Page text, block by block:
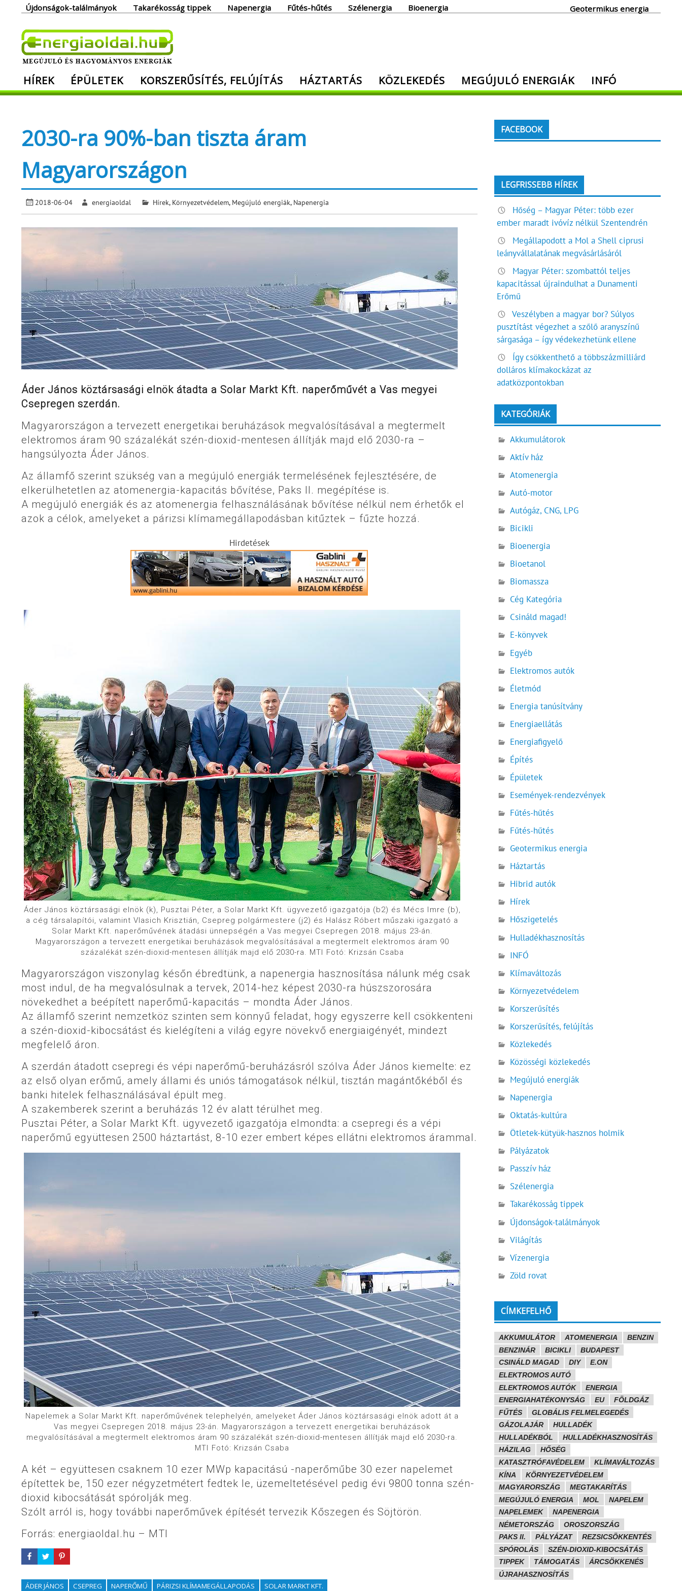
Újdonságok-találmányok Takarékosság tippek Napenergia Fűtés-hűtés Szélenergia Bioenergia Geotermikus energia
Megújuló és hagyományos energiák. Minden, ami energia!
HÍREK ÉPÜLETEK KORSZERŰSÍTÉS, FELÚJÍTÁS HÁZTARTÁS KÖZLEKEDÉS MEGÚJULÓ ENERGIÁK INFÓ
2030-ra 90%-ban tiszta áram
Magyarországon
2018-06-04 energiaoldal Hírek, Környezetvédelem, Megújuló energiák, Napenergia
Áder János köztársasági elnök átadta a Solar Markt Kft. naperőművét a Vas megyei
Csepregen szerdán.
Magyarországon a tervezett energetikai beruházások megvalósításával a megtermelt
elektromos áram 90 százalékát szén-dioxid-mentesen állítják majd elő 2030-ra –
hangsúlyozta Áder János.
Az államfő szerint szükség van a megújuló energiák termelésének fejlesztésére, de
elkerülhetetlen az atomenergia-kapacitás bővítése, Paks II. megépítése is.
A megújuló energiák és az atomenergia felhasználásának bővítése nélkül nem érhetők el
azok a célok, amelyeket a párizsi klímamegállapodásban kitűztek – fűzte hozzá.
Hirdetések
Áder János köztársasági elnök (k), Pusztai Péter, a Solar Markt Kft. ügyvezető igazgatója (b2) és Mécs Imre (b),
a cég társalapítói, valamint Vlasich Krisztián, Csepreg polgármestere (j2) és Halász Róbert műszaki igazgató a
Solar Markt Kft. naperőművének átadási ünnepségén a Vas megyei Csepregen 2018. május 23-án.
Magyarországon a tervezett energetikai beruházások megvalósításával a megtermelt elektromos áram 90
százalékát szén-dioxid-mentesen állítják majd elő 2030-ra. MTI Fotó: Krizsán Csaba
Magyarországon viszonylag későn ébredtünk, a napenergia hasznosítása nálunk még csak
most indul, de ha megvalósulnak a tervek, 2014-hez képest 2030-ra húszszorosára
növekedhet a beépített naperőmű-kapacitás – mondta Áder János.
Az államfő szerint nemzetköz szinten sem könnyű feladat, hogy egyszerre kell csökkenteni
a szén-dioxid-kibocsátást és kielégíteni a világ egyre növekvő energiaigényét, mindezt
megfelelő áron.
A szerdán átadott csepregi és vépi naperőmű-beruházásról szólva Áder János kiemelte: ez
az első olyan erőmű, amely állami és uniós támogatások nélkül, tisztán magántőkéből és
banki hitelek felhasználásával épült meg.
A szakemberek szerint a beruházás 12 év alatt térülhet meg.
Pusztai Péter, a Solar Markt Kft. ügyvezető igazgatója elmondta: a csepregi és a vépi
naperőmű együttesen 2500 háztartást, 8-10 ezer embert képes ellátni elektromos árammal.
Napelemek a Solar Markt Kft. naperőművének telephelyén, amelyeket Áder János köztársasági elnök adott át a
Vas megyei Csepregen 2018. május 23-án. Magyarországon a tervezett energetikai beruházások
megvalósításával a megtermelt elektromos áram 90 százalékát szén-dioxid-mentesen állítják majd elő 2030-ra.
MTI Fotó: Krizsán Csaba
A két – együttesen csaknem 10 ezer MWp kapacitású -naperőműbe 30 ezer napelemet
építettek be, 150 ezer négyzetmétert fedtek le, üzemeltetésével pedig évi 9800 tonna szén-
dioxid kibocsátását spórolják meg.
Szólt arról is, hogy további naperőművek építését tervezik Kőszegen és Söjtörön.
Forrás: energiaoldal.hu – MTI
ÁDER JÁNOS CSEPREG NAPERŐMŰ PÁRIZSI KLÍMAMEGÁLLAPODÁS SOLAR MARKT KFT.
FACEBOOK
LEGFRISSEBB HÍREK
Hőség – Magyar Péter: több ezer
ember maradt ivóvíz nélkül Szentendrén
Megállapodott a Mol a Shell ciprusi
leányvállalatának megvásárlásáról
Magyar Péter: szombattól teljes
kapacitással újraindulhat a Dunamenti
Erőmű
Veszélyben a magyar bor? Súlyos
pusztítást végezhet a szőlő aranyszínű
sárgasága – így védekezhetünk ellene
Így csökkenthető a többszázmilliárd
dolláros klímakockázat az
adatközpontokban
KATEGÓRIÁK
Akkumulátorok
Aktív ház
Atomenergia
Autó-motor
Autógáz, CNG, LPG
Bicikli
Bioenergia
Bioetanol
Biomassza
Cég Kategória
Csináld magad!
E-könyvek
Egyéb
Elektromos autók
Életmód
Energia tanúsítvány
Energiaellátás
Energiafigyelő
Építés
Épületek
Események-rendezvények
Fűtés-hűtés
Fűtés-hűtés
Geotermikus energia
Háztartás
Hibrid autók
Hírek
Hőszigetelés
Hulladékhasznosítás
INFÓ
Klímaváltozás
Környezetvédelem
Korszerűsítés
Korszerűsítés, felújítás
Közlekedés
Közösségi közlekedés
Megújuló energiák
Napenergia
Oktatás-kultúra
Ötletek-kütyük-hasznos holmik
Pályázatok
Passzív ház
Szélenergia
Takarékosság tippek
Újdonságok-találmányok
Világítás
Vízenergia
Zöld rovat
CÍMKEFELHŐ
AKKUMULÁTOR ATOMENERGIA
BENZIN
BENZINÁR
BICIKLI
BUDAPEST
CSINÁLD MAGAD
DIY
E.ON
ELEKTROMOS AUTÓ
ELEKTROMOS AUTÓK
ENERGIA
ENERGIAHATÉKONYSÁG
EU
FÖLDGÁZ
FŰTÉS
GLOBÁLIS FELMELEGEDÉS
GÁZOLAJÁR
HULLADÉK
HULLADÉKBÓL
HULLADÉKHASZNOSÍTÁS
HÁZILAG
HŐSÉG
KATASZTRÓFAVÉDELEM
KLÍMAVÁLTOZÁS
KÍNA
KÖRNYEZETVÉDELEM
MAGYARORSZÁG
MEGTAKARÍTÁS
MEGÚJULÓ ENERGIA
MOL
NAPELEM
NAPELEMEK
NAPENERGIA
NÉMETORSZÁG
OROSZORSZÁG
PAKS II.
PÁLYÁZAT
REZSICSÖKKENTÉS
SPÓROLÁS
SZÉN-DIOXID-KIBOCSÁTÁS
TIPPEK
TÁMOGATÁS
ÁRCSÖKKENÉS
ÚJRAHASZNOSÍTÁS